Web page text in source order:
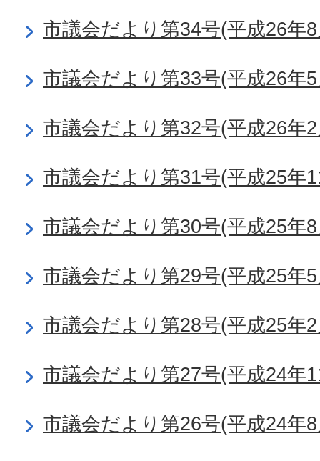
市議会だより第34号(平成26年
市議会だより第33号(平成26年
市議会だより第32号(平成26年
市議会だより第31号(平成25年
市議会だより第30号(平成25年
市議会だより第29号(平成25年
市議会だより第28号(平成25年
市議会だより第27号(平成24年
市議会だより第26号(平成24年